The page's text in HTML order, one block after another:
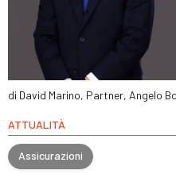
di David Marino, Partner, Angelo
ATTUALITÀ
Assicurazioni